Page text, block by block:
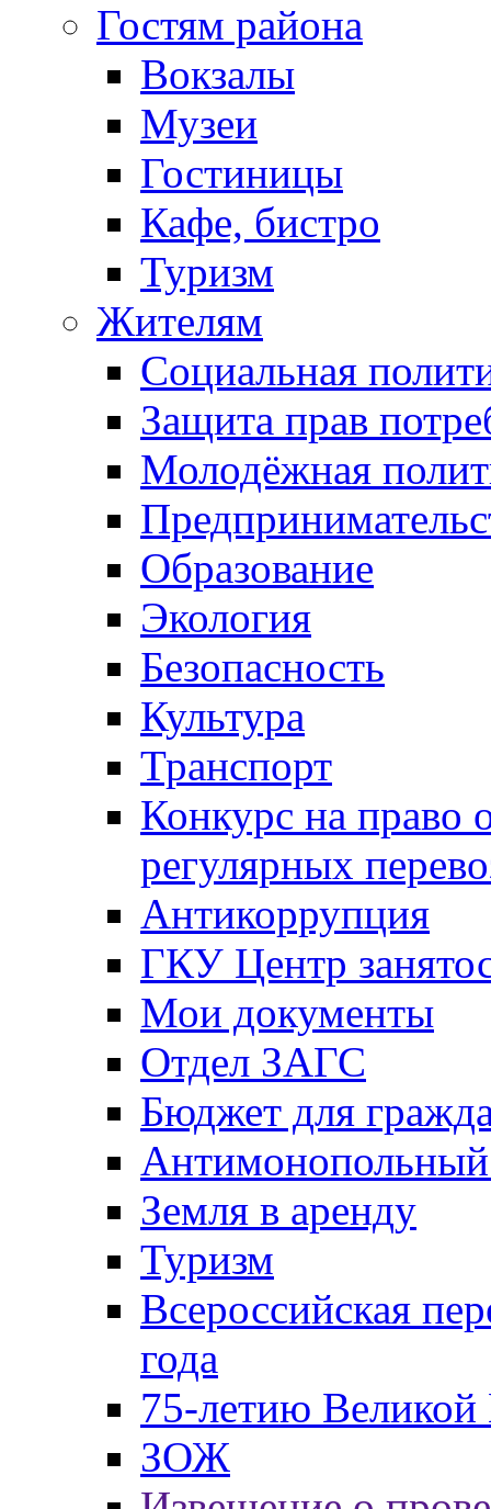
Гостям района
Вокзалы
Музеи
Гостиницы
Кафе, бистро
Туризм
Жителям
Социальная
Защита прав
Молодёжная
Образование
Экология
Безопасность
Культура
Транспорт
Конкурс на право
регулярных
Антикоррупция
ГКУ Центр
Мои документы
Отдел ЗАГС
Бюджет для
Антимонопольный
Земля в аренду
Туризм
Всероссийская
года
75-летию
ЗОЖ